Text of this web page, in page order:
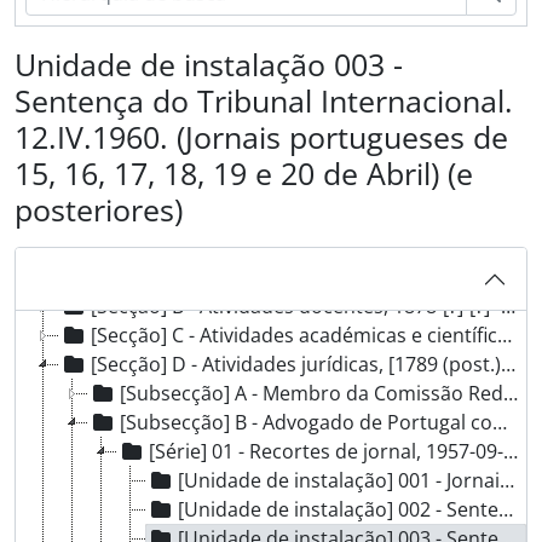
Unidade de instalação 003 -
Sentença do Tribunal Internacional.
12.IV.1960. (Jornais portugueses de
15, 16, 17, 18, 19 e 20 de Abril) (e
posteriores)
[Fundo] AGBC - Arquivo Guilherme Braga da Cruz, [post. 1789] - 1983-05-07
[Secção] A - Atividades estudantis, 1919-[?]-[?] - 1973-[07]-[?]
[Secção] B - Atividades docentes, 1878-[?]-[?] - 1977-06-23
[Secção] C - Atividades académicas e científicas, 1851-[?]-[?] - 1977-02-23
[Secção] D - Atividades jurídicas, [1789 (post.)] - 1977-02-07
[Subsecção] A - Membro da Comissão Redatora do Novo Código Civil, [1789 (post.)] - [1966]-[?]-[?]
[Subsecção] B - Advogado de Portugal contra a União Indiana, 1957-08-17 - 1960-09-28
[Série] 01 - Recortes de jornal, 1957-09-27 - 1960-09-28
[Unidade de instalação] 001 - Jornais portugueses com notícias do pleito, 1957-09-27 - 1959-12-12
[Unidade de instalação] 002 - Sentença do Tribunal Internacional (12.IV.1960) Jornais portugueses de 13 e 14 de Abril de 1960, 1960-04-13 - 1960-04-14